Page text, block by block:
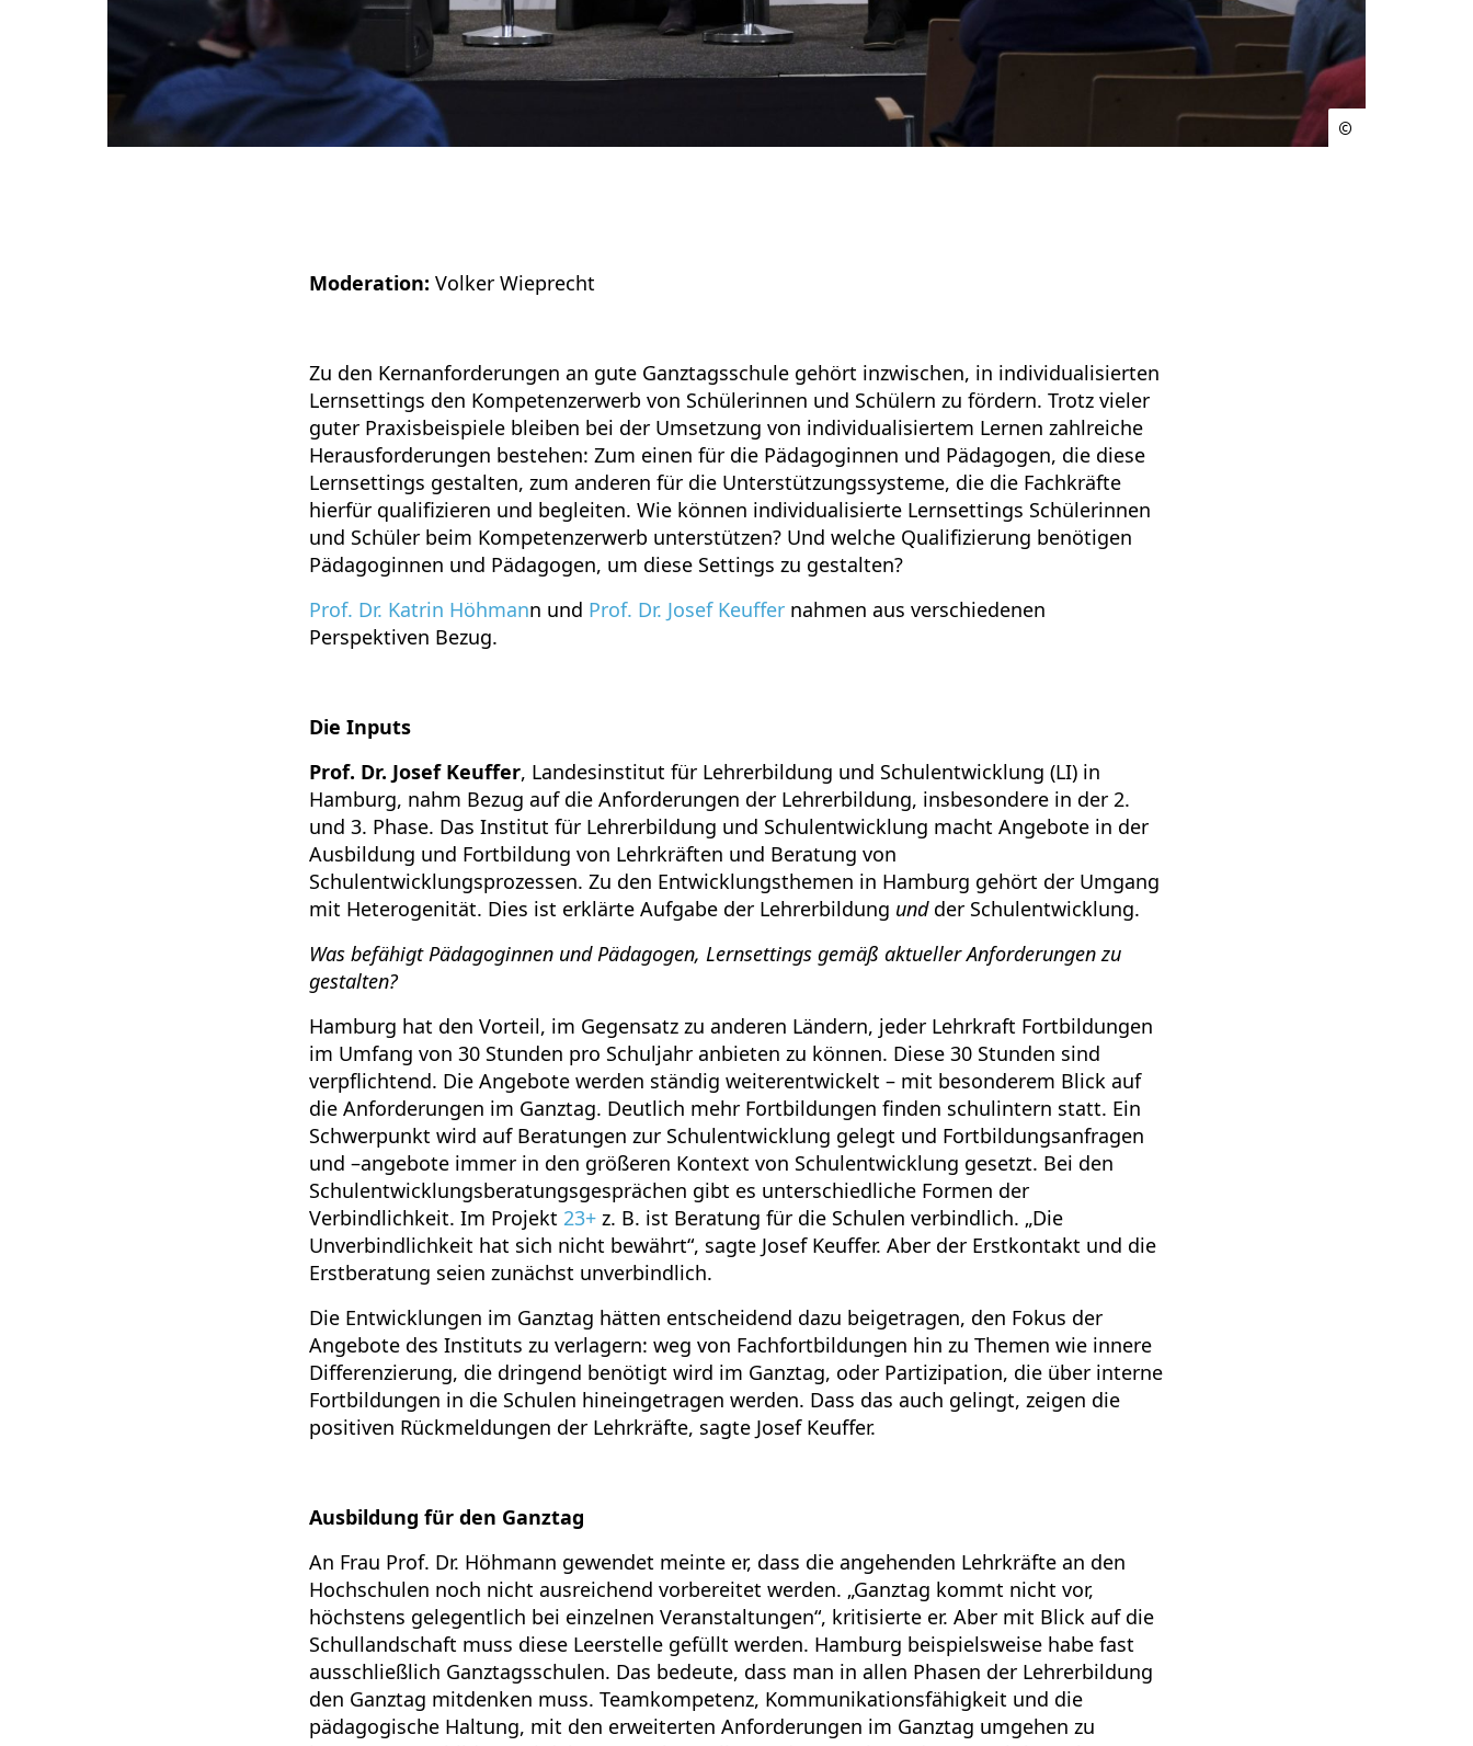
Moderation: Volker Wieprecht
Zu den Kernanforderungen an gute Ganztagsschule gehört inzwischen, in individualisierten
Lernsettings den Kompetenzerwerb von Schülerinnen und Schülern zu fördern. Trotz vieler
guter Praxisbeispiele bleiben bei der Umsetzung von individualisiertem Lernen zahlreiche
Herausforderungen bestehen: Zum einen für die Pädagoginnen und Pädagogen, die diese
Lernsettings gestalten, zum anderen für die Unterstützungssysteme, die die Fachkräfte
hierfür qualifizieren und begleiten. Wie können individualisierte Lernsettings Schülerinnen
und Schüler beim Kompetenzerwerb unterstützen? Und welche Qualifizierung benötigen
Pädagoginnen und Pädagogen, um diese Settings zu gestalten?
Prof. Dr. Katrin Höhmann und Prof. Dr. Josef Keuffer nahmen aus verschiedenen
Perspektiven Bezug.
Die Inputs
Prof. Dr. Josef Keuffer, Landesinstitut für Lehrerbildung und Schulentwicklung (LI) in
Hamburg, nahm Bezug auf die Anforderungen der Lehrerbildung, insbesondere in der 2.
und 3. Phase. Das Institut für Lehrerbildung und Schulentwicklung macht Angebote in der
Ausbildung und Fortbildung von Lehrkräften und Beratung von
Schulentwicklungsprozessen. Zu den Entwicklungsthemen in Hamburg gehört der Umgang
mit Heterogenität. Dies ist erklärte Aufgabe der Lehrerbildung undder Schulentwicklung.
Was befähigt Pädagoginnen und Pädagogen, Lernsettings gemäß aktueller Anforderungen zu
gestalten?
Hamburg hat den Vorteil, im Gegensatz zu anderen Ländern, jeder Lehrkraft Fortbildungen
im Umfang von 30 Stunden pro Schuljahr anbieten zu können. Diese 30 Stunden sind
verpflichtend. Die Angebote werden ständig weiterentwickelt – mit besonderem Blick auf
die Anforderungen im Ganztag. Deutlich mehr Fortbildungen finden schulintern statt. Ein
Schwerpunkt wird auf Beratungen zur Schulentwicklung gelegt und Fortbildungsanfragen
und –angebote immer in den größeren Kontext von Schulentwicklung gesetzt. Bei den
Schulentwicklungsberatungsgesprächen gibt es unterschiedliche Formen der
Verbindlichkeit. Im Projekt 23+ z. B. ist Beratung für die Schulen verbindlich. „Die
Unverbindlichkeit hat sich nicht bewährt“, sagte Josef Keuffer. Aber der Erstkontakt und die
Erstberatung seien zunächst unverbindlich.
Die Entwicklungen im Ganztag hätten entscheidend dazu beigetragen, den Fokus der
Angebote des Instituts zu verlagern: weg von Fachfortbildungen hin zu Themen wie innere
Differenzierung, die dringend benötigt wird im Ganztag, oder Partizipation, die über interne
Fortbildungen in die Schulen hineingetragen werden. Dass das auch gelingt, zeigen die
positiven Rückmeldungen der Lehrkräfte, sagte Josef Keuffer.
Ausbildung für den Ganztag
An Frau Prof. Dr. Höhmann gewendet meinte er, dass die angehenden Lehrkräfte an den
Hochschulen noch nicht ausreichend vorbereitet werden. „Ganztag kommt nicht vor,
höchstens gelegentlich bei einzelnen Veranstaltungen“, kritisierte er. Aber mit Blick auf die
Schullandschaft muss diese Leerstelle gefüllt werden. Hamburg beispielsweise habe fast
ausschließlich Ganztagsschulen. Das bedeute, dass man in allen Phasen der Lehrerbildung
den Ganztag mitdenken muss. Teamkompetenz, Kommunikationsfähigkeit und die
pädagogische Haltung, mit den erweiterten Anforderungen im Ganztag umgehen zu